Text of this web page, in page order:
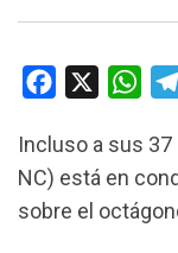
c
e
b
W
a
t
s
Incluso a sus 37
NC) está en
sobre el